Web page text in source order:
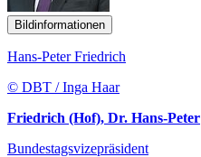
Bildinformationen
Hans-Peter Friedrich
© DBT / Inga Haar
Friedrich (Hof), Dr. Hans-Peter
Bundestagsvizepräsident